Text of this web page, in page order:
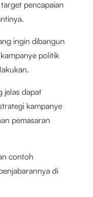
pencapaian
ingin dibangun
politik
jelas dapat
kampanye
pemasaran
contoh
di